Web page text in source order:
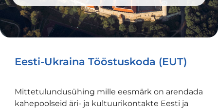
Eesti-Ukraina Tööstuskoda (EUT)
Mittetulundusühing mille eesmärk on arendada
kahepoolseid äri- ja kultuurikontakte Eesti ja